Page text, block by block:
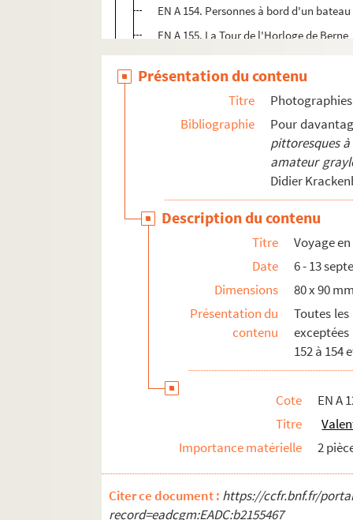
EN A 154. Personnes à bord d'un
EN A 155. La Tour de l'Horloge de Berne
EN A 156. La Tour des prisons
Photographies de personnes
Présentation du contenu
Titre
Bibliographie
Pour
pittoresques
amateur
Didier
Description du contenu
Titre
Voyage en
Date
6 - 13
Dimensions
80 x 90
Présentation du
contenu
Toutes
exceptées
152 à 154
Cote
EN A
Titre
Importance matérielle
2
Citer ce document : https://ccfr.bnf.fr/
record=eadcgm:EADC:b2155467